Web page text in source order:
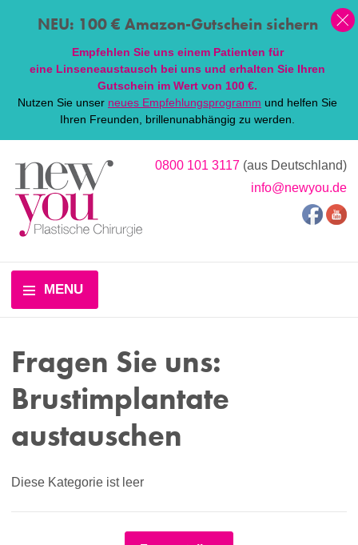
NEU: 100 € Amazon-Gutschein sichern
Empfehlen Sie uns einem Patienten für
eine Linseneaustausch bei uns und erhalten Sie Ihren
Gutschein im Wert von 100 €.
Nutzen Sie unser neues Empfehlungsprogramm und helfen Sie
Ihren Freunden, brillenunabhängig zu werden.
0800 101 3117 (aus Deutschland)
info@newyou.de
MENU
Fragen Sie uns:
Brustimplantate
austauschen
Diese Kategorie ist leer